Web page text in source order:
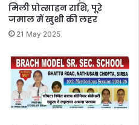
मिली प्रोत्साहन राशि, पूरे
जमाल में खुशी की लहर
21 May 2025